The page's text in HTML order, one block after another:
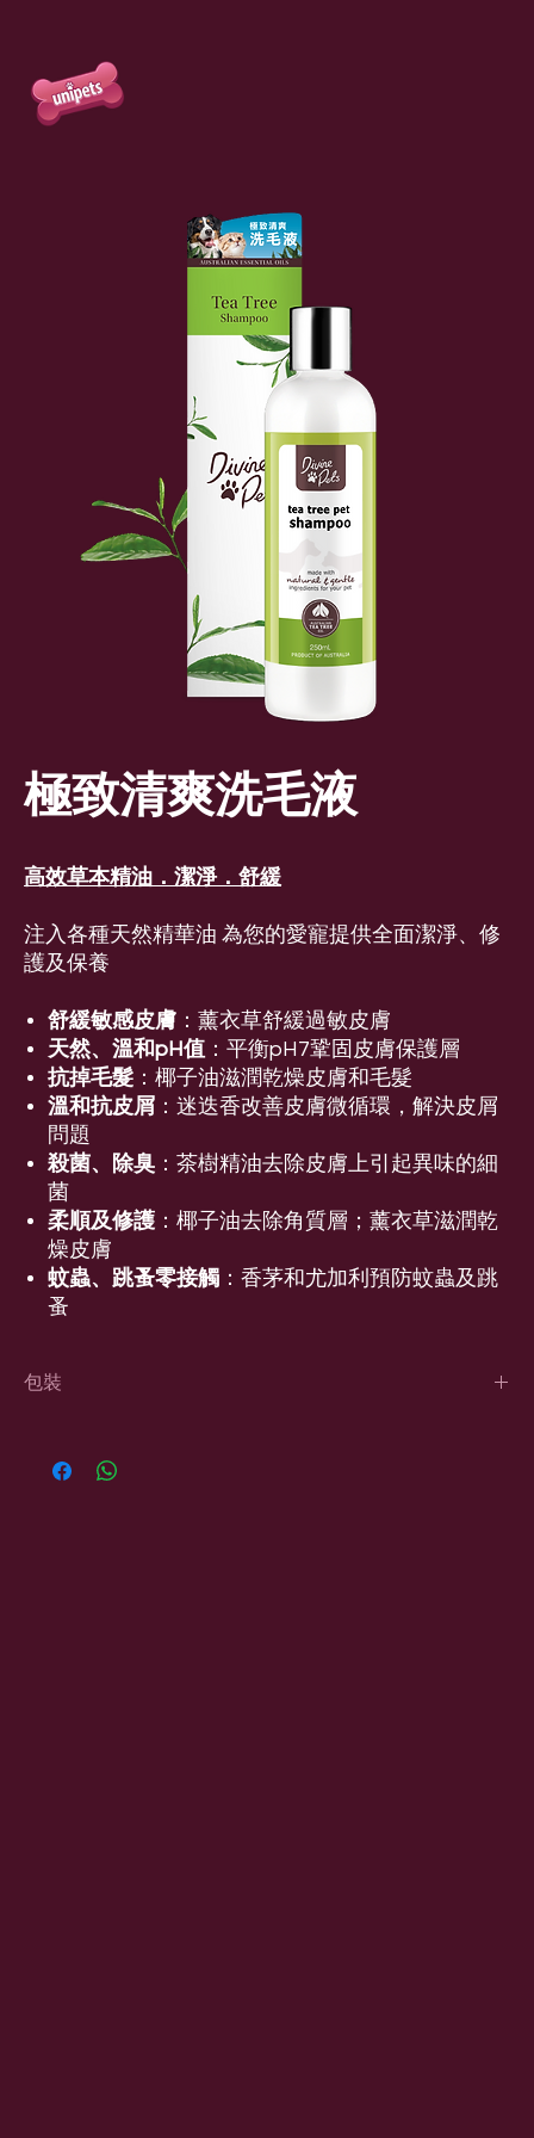
極致清爽洗毛液
高效草本精油．潔淨．舒緩
注入各種天然精華油 為您的愛寵提供全面潔淨、修
護及保養
舒緩敏感皮膚 ：薰衣草舒緩過敏皮膚
天然、溫和pH值 ：平衡pH7鞏固皮膚保護層
抗掉毛髮 ：椰子油滋潤乾燥皮膚和毛髮
溫和抗皮屑 ：迷迭香改善皮膚微循環，解決皮屑
問題
殺菌、除臭 ：茶樹精油去除皮膚上引起異味的細
菌
柔順及修護 ：椰子油去除角質層；薰衣草滋潤乾
燥皮膚
蚊蟲、跳蚤零接觸 ：香茅和尤加利預防蚊蟲及跳
蚤
包裝